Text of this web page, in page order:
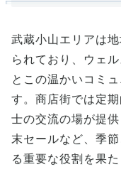
武蔵小山エリアは
られており、ウェ
とこの温かいコミ
す。商店街では定
士の交流の場が提
末セールなど、季
る重要な役割を果た